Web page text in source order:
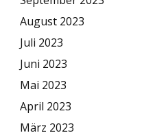
August 2023
Juli 2023
Juni 2023
Mai 2023
April 2023
März 2023